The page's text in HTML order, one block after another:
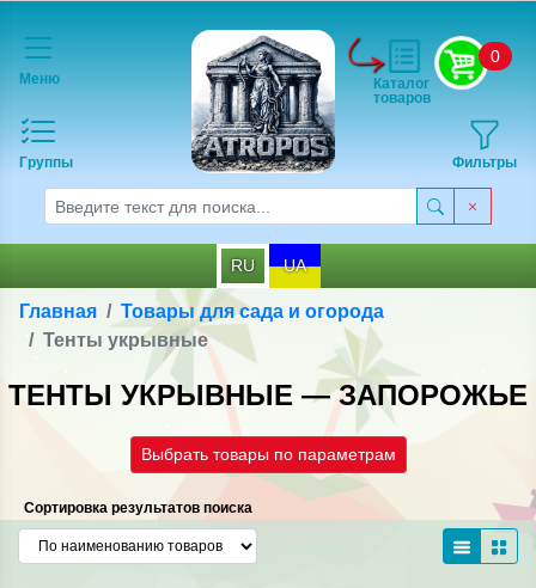
Меню
Группы
0
Фильтры
Каталог
товаров
RU UA
Главная
Товары для сада и огорода
Тенты укрывные
ТЕНТЫ УКРЫВНЫЕ — ЗАПОРОЖЬЕ
Выбрать товары по параметрам
Сортировка результатов поиска